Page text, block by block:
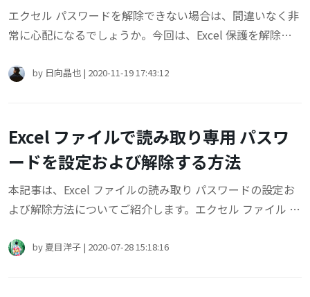
エクセル パスワードを解除できない場合は、間違いなく非
常に心配になるでしょうか。今回は、Excel 保護を解除で
Excelのパスワード関係でお困りの際に、ご参考になれば幸
by 日向晶也 | 2020-11-19 17:43:12
Excel ファイルで読み取り専用 パスワ
ードを設定および解除する方法
本記事は、Excel ファイルの読み取り パスワードの設定お
よび解除方法についてご紹介します。エクセル ファイル パ
by 夏目洋子 | 2020-07-28 15:18:16